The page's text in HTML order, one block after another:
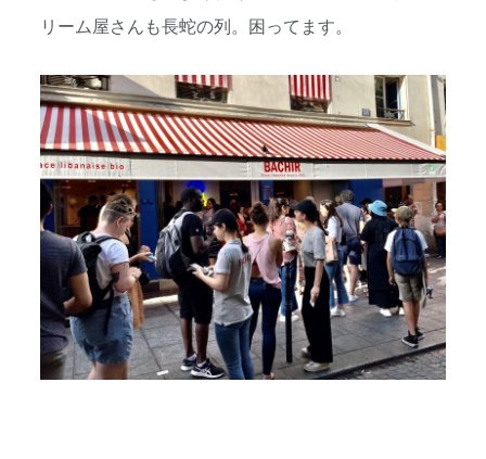
リーム屋さんも長蛇の列。困ってます。